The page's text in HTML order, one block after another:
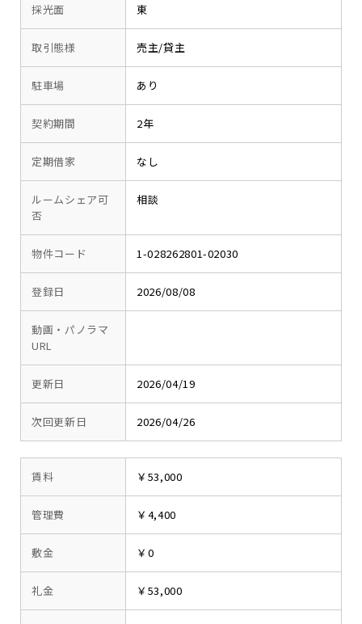
採光面 東
取引態様 売主/貸主
駐車場 あり
契約期間 2年
定期借家 なし
ルームシェア可
否
相談
物件コード 1-028262801-02030
登録日 2026/08/08
動画・パノラマ
URL
更新日 2026/04/19
次回更新日 2026/04/26
賃料 ￥53,000
管理費 ￥4,400
敷金 ￥0
礼金 ￥53,000